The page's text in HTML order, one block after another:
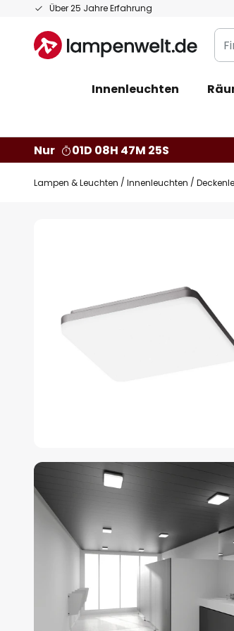
Über 25 Jahre Erfahrung
Zum
springen
Sie
Innenleuchten
Nur
01D 08H 47M 25S
Lampen & Leuchten Innenleuchten